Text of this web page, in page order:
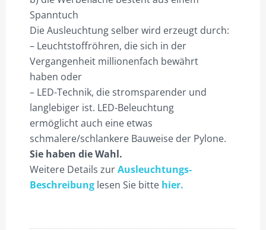
Spanntuch
Die Ausleuchtung selber wird erzeugt durch:
– Leuchtstoffröhren, die sich in der
Vergangenheit millionenfach bewährt
haben oder
– LED-Technik, die stromsparender und
langlebiger ist. LED-Beleuchtung
ermöglicht auch eine etwas
schmalere/schlankere Bauweise der Pylone.
Sie haben die Wahl.
Weitere Details zurAusleuchtungs-
Beschreibung lesen Sie bitte hier.